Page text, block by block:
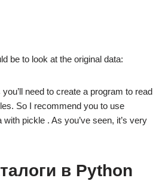
be to look at the original data:
need to create a program to read
So I recommend you to use
pickle . As you’ve seen, it’s very
в Python